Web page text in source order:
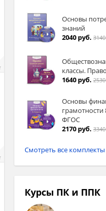
Основы
знаний
2040 руб.
классы.
1640 руб.
Основы
грамотности
ФГОС
2170 руб.
Смотреть все комплекты
Курсы ПК и ППК